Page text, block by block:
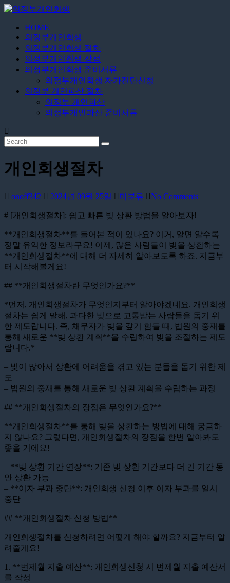
Skip
content
24
시
무
료
담
HOME
의정부개인회생
의정부개인회생 절차
의정부개인회생 장점
의정부개인회생 준비서류
의정부개인회생 자가진단신청
의정부 개인파산 절차
의정부 개인파산
의정부개인파산 준비서류
개인회생절차
onoff342 2024년 09월 25일 미분류 No Comments
# [개인회생절차]: 쉽고 빠른 빚 상환 방법을 알아보자!
**개인회생절차**를 들어본 적이 있나요? 이거, 알면 알수록
정말 유익한 정보라구요! 이제, 많은 사람들이 빚을 상환하는
**개인회생절차**에 대해 더 자세히 알아보도록 하죠. 지금부
터 시작해볼게요!
## **개인회생절차란 무엇인가요?**
*먼저, 개인회생절차가 무엇인지부터 알아야겠네요. 개인회생
절차는 쉽게 말해, 과다한 빚으로 고통받는 사람들을 돕기 위
한 제도랍니다. 즉, 채무자가 빚을 갚기 힘들 때, 법원의 중재를
통해 새로운 **빚 상환 계획**을 수립하여 빚을 조절하는 제도
랍니다.*
– 빚이 많아서 상환에 어려움을 겪고 있는 분들을 돕기 위한 제
도
– 법원의 중재를 통해 새로운 빚 상환 계획을 수립하는 과정
## **개인회생절차의 장점은 무엇인가요?**
**개인회생절차**를 통해 빚을 상환하는 방법에 대해 궁금하
지 않나요? 그렇다면, 개인회생절차의 장점을 한번 알아봐도
좋을 거에요!
– **빚 상환 기간 연장**: 기존 빚 상환 기간보다 더 긴 기간 동
안 상환 가능
– **이자 부과 중단**: 개인회생 신청 이후 이자 부과를 일시
중단
## **개인회생절차 신청 방법**
개인회생절차를 신청하려면 어떻게 해야 할까요? 지금부터 알
려줄게요!
1. **변제월 지출 예산**: 개인회생신청 시 변제월 지출 예산서
를 작성